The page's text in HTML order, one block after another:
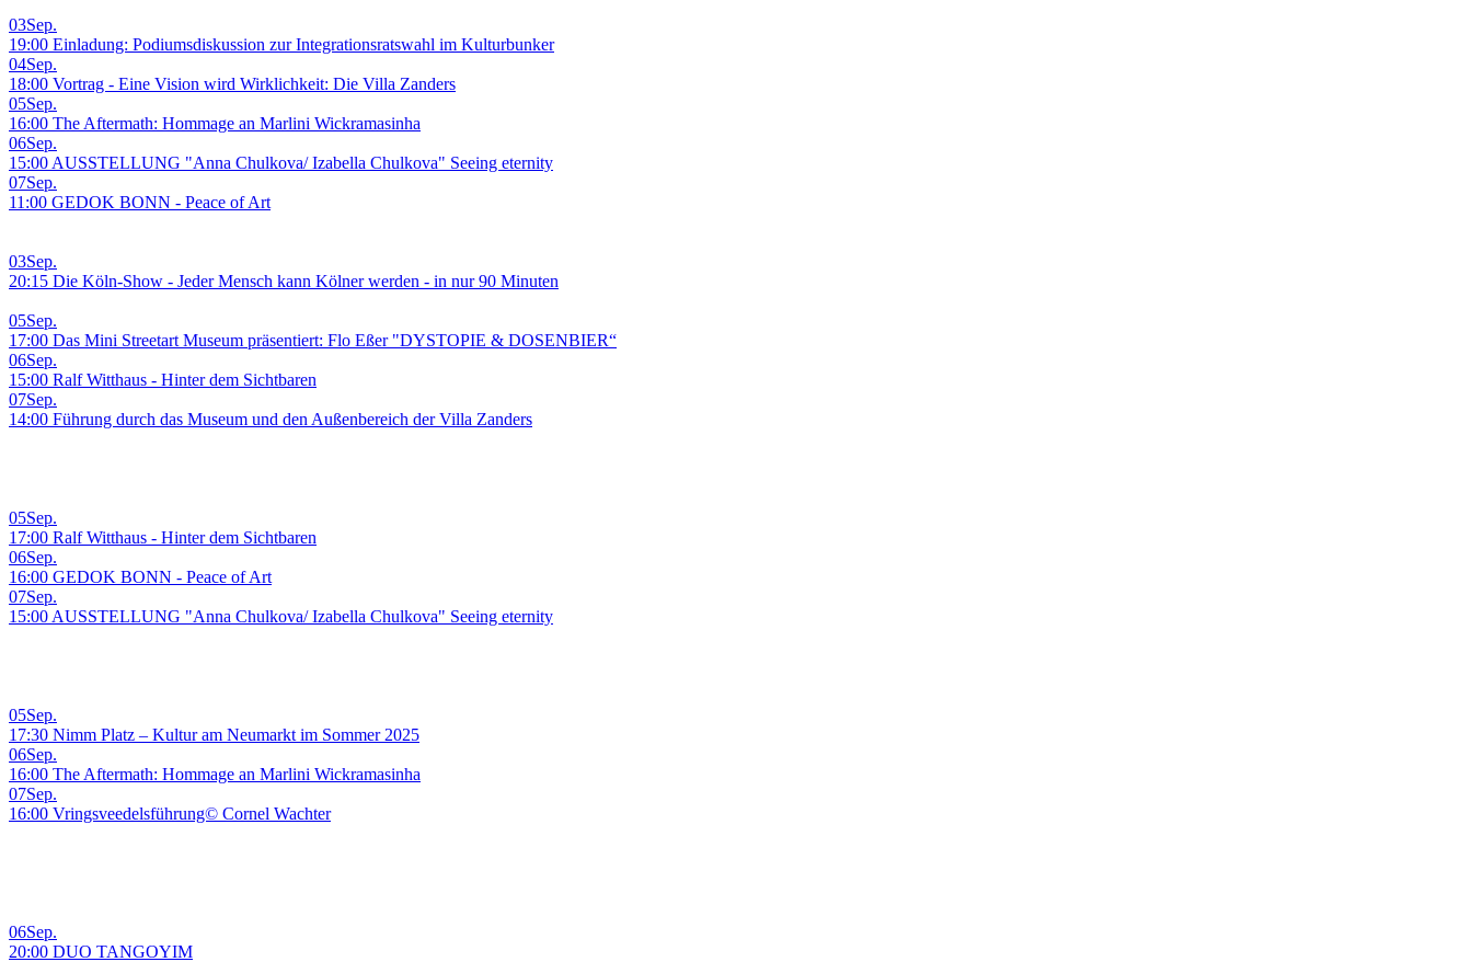
03Sep.
19:00 Einladung: Podiumsdiskussion zur Integrationsratswahl im Kulturbunker
04Sep.
18:00 Vortrag - Eine Vision wird Wirklichkeit: Die Villa Zanders
05Sep.
16:00 The Aftermath: Hommage an Marlini Wickramasinha
06Sep.
15:00 AUSSTELLUNG "Anna Chulkova/ Izabella Chulkova" Seeing eternity
07Sep.
11:00 GEDOK BONN - Peace of Art
03Sep.
20:15 Die Köln-Show - Jeder Mensch kann Kölner werden - in nur 90 Minuten
05Sep.
17:00 Das Mini Streetart Museum präsentiert: Flo Eßer "DYSTOPIE & DOSENBIER“
06Sep.
15:00 Ralf Witthaus - Hinter dem Sichtbaren
07Sep.
14:00 Führung durch das Museum und den Außenbereich der Villa Zanders
05Sep.
17:00 Ralf Witthaus - Hinter dem Sichtbaren
06Sep.
16:00 GEDOK BONN - Peace of Art
07Sep.
15:00 AUSSTELLUNG "Anna Chulkova/ Izabella Chulkova" Seeing eternity
05Sep.
17:30 Nimm Platz – Kultur am Neumarkt im Sommer 2025
06Sep.
16:00 The Aftermath: Hommage an Marlini Wickramasinha
07Sep.
16:00 Vringsveedelsführung© Cornel Wachter
06Sep.
20:00 DUO TANGOYIM